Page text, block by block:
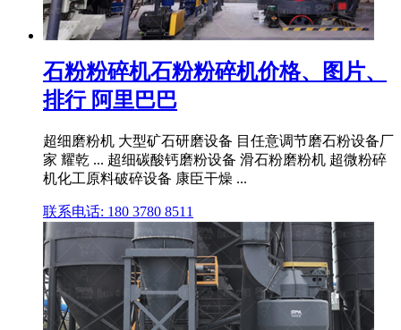
石粉粉碎机石粉粉碎机价格、图片、
排行 阿里巴巴
超细磨粉机 大型矿石研磨设备 目任意调节磨石粉设备厂
家 耀乾 ... 超细碳酸钙磨粉设备 滑石粉磨粉机 超微粉碎
机化工原料破碎设备 康臣干燥 ...
联系电话: 180 3780 8511